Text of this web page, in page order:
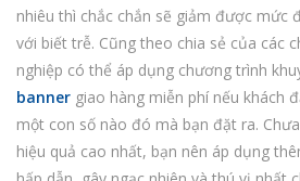
nhiêu thì chắc chắn sẽ giảm được mức
với biết trễ. Cũng theo chia sẻ của các
nghiệp có thể áp dụng chương trình
banner giao hàng miễn phí nếu khách
một con số nào đó mà bạn đặt ra.
hiệu quả cao nhất, bạn nên áp dụng